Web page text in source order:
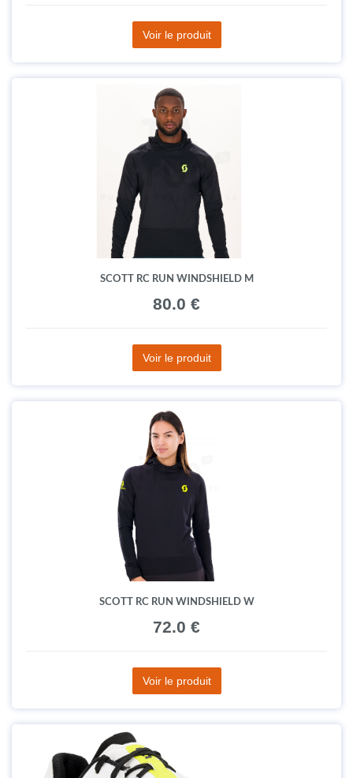
Voir le produit
SCOTT RC RUN WINDSHIELD M
80.0 €
Voir le produit
SCOTT RC RUN WINDSHIELD W
72.0 €
Voir le produit